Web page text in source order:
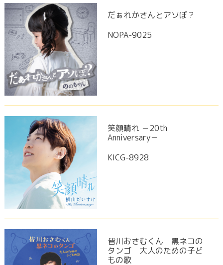
だぁれかさんとアソぼ？
NOPA-9025
笑顔晴れ －20th
Anniversary－
KICG-8928
皆川おさむくん 黒ネコの
タンゴ 大人のための子ど
もの歌